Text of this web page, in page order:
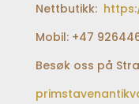
Nettbutikk:
Mobil: +47
Besøk oss på